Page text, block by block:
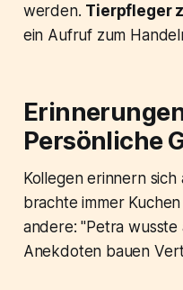
werden. Tierpfleger
ein Aufruf zum
Persönliche
Kollegen erinnern sich
brachte immer
andere: "Petra wusste
Anekdoten bauen